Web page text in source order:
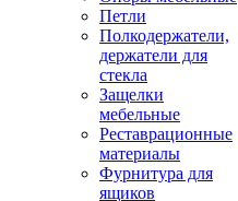
Петли
Полкодержатели,
держатели для
стекла
Защелки
мебельные
Реставрационные
материалы
Фурнитура для
ящиков